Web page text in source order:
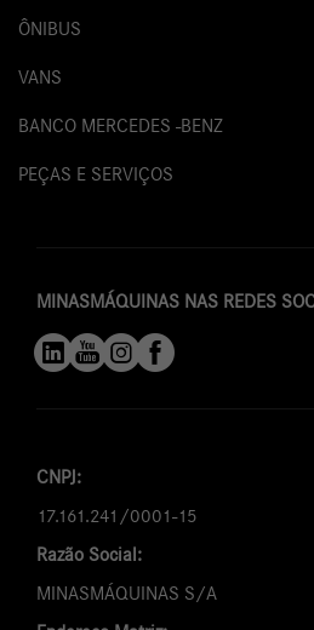
ÔNIBUS
VANS
BANCO MERCEDES -BENZ
PEÇAS E SERVIÇOS
MINASMÁQUINAS NAS REDES
CNPJ:
17.161.241/0001-15
Razão Social:
MINASMÁQUINAS S/A